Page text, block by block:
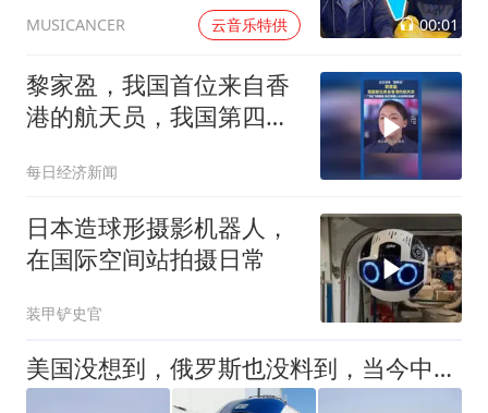
MUSICANCER 云音乐特供 00:01
黎家盈，我国首位来自香
港的航天员，我国第四位
每日经济新闻
日本造球形摄影机器人，
在国际空间站拍摄日常
装甲铲史官
美国没想到，俄罗斯也没料到，当今中国已经成为了全世界的骄傲